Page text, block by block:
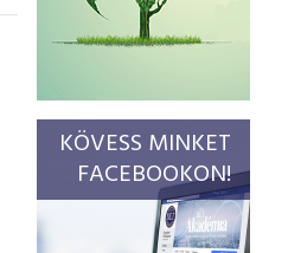
KÖVESS MINKET
FACEBOOKON!